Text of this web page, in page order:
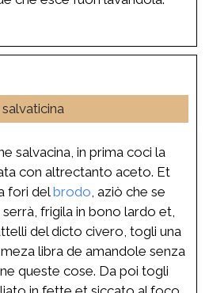
salvacina, in prima coci la
con altrectanto aceto. Et
fori delbrodo , aziò che se
frigila in bono lardo et,
del dicto civero, togli una
libra de amandole senza
queste cose. Da poi togli